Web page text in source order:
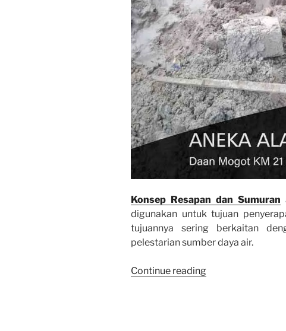
Konsep Resapan dan Sumuran
digunakan untuk tujuan
tujuannya sering berkaitan
pelestarian sumber daya air.
Continue reading“Konsep